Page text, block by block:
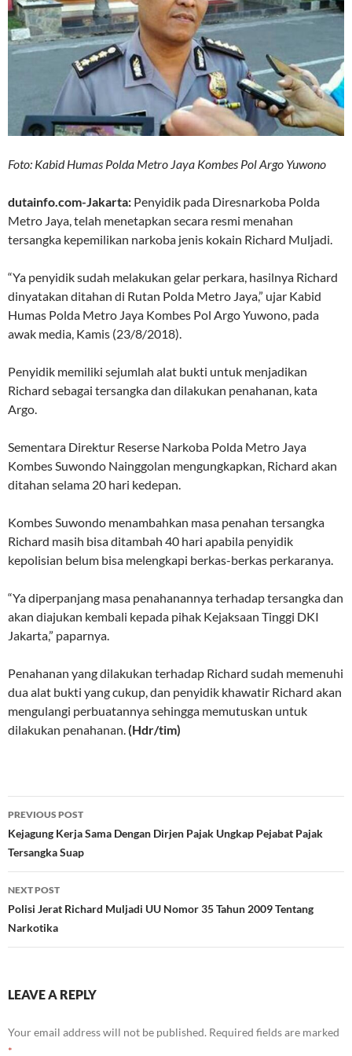
Foto: Kabid Humas Polda Metro Jaya Kombes Pol Argo Yuwono
dutainfo.com-Jakarta: Penyidik pada Diresnarkoba Polda
Metro Jaya, telah menetapkan secara resmi menahan
tersangka kepemilikan narkoba jenis kokain Richard Muljadi.
“Ya penyidik sudah melakukan gelar perkara, hasilnya Richard
dinyatakan ditahan di Rutan Polda Metro Jaya,” ujar Kabid
Humas Polda Metro Jaya Kombes Pol Argo Yuwono, pada
awak media, Kamis (23/8/2018).
Penyidik memiliki sejumlah alat bukti untuk menjadikan
Richard sebagai tersangka dan dilakukan penahanan, kata
Argo.
Sementara Direktur Reserse Narkoba Polda Metro Jaya
Kombes Suwondo Nainggolan mengungkapkan, Richard akan
ditahan selama 20 hari kedepan.
Kombes Suwondo menambahkan masa penahan tersangka
Richard masih bisa ditambah 40 hari apabila penyidik
kepolisian belum bisa melengkapi berkas-berkas perkaranya.
“Ya diperpanjang masa penahanannya terhadap tersangka dan
akan diajukan kembali kepada pihak Kejaksaan Tinggi DKI
Jakarta,” paparnya.
Penahanan yang dilakukan terhadap Richard sudah memenuhi
dua alat bukti yang cukup, dan penyidik khawatir Richard akan
mengulangi perbuatannya sehingga memutuskan untuk
dilakukan penahanan.(Hdr/tim)
Post
navigation
PREVIOUS POST
Kejagung Kerja Sama Dengan Dirjen Pajak Ungkap Pejabat Pajak
Tersangka Suap
NEXT POST
Polisi Jerat Richard Muljadi UU Nomor 35 Tahun 2009 Tentang
Narkotika
LEAVE A REPLY
Your email address will not be published. Required fields are marked
*